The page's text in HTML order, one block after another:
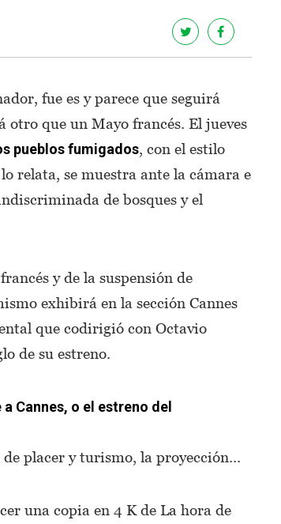
fue es y parece que seguirá
otro que un Mayo francés. El jueves
pueblos fumigados, con el estilo
relata, se muestra ante la cámara e
de bosques y el
y de la suspensión de
exhibirá en la sección Cannes
que codirigió con Octavio
de su estreno.
Cannes, o el estreno del
placer y turismo, la proyección...
una copia en 4 K de La hora de